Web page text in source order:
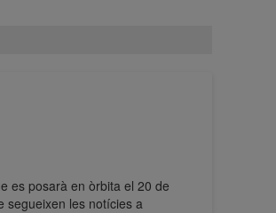
es posarà en òrbita el 20 de
segueixen les notícies a